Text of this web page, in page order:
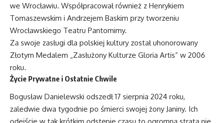
we Wrocławiu. Współpracował również z Henrykiem
Tomaszewskim i Andrzejem Baskim przy tworzeniu
Wrocławskiego Teatru Pantomimy.
Za swoje zasługi dla polskiej kultury został uhonorowany
Złotym Medalem „Zasłużony Kulturze Gloria Artis” w 2006
roku.
Życie Prywatne i Ostatnie Chwile
Bogusław Danielewski odszedł 17 sierpnia 2024 roku,
zaledwie dwa tygodnie po śmierci swojej żony Janiny. Ich